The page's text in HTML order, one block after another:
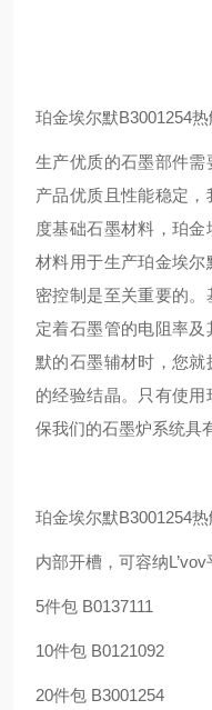
珀金埃尔默B3001254
生产优质的石墨部件
产品优质且性能稳定
度基础石墨材料，珀
材料用于生产珀金埃
密控制是至关重要的
定着石墨管的电阻率
默的石墨辅材时，您
的经验结晶。只有使
保我们的石墨炉系统具
珀金埃尔默B3001254
内部开槽，可容纳
5件包 B0137111
10件包 B0121092
20件包 B3001254